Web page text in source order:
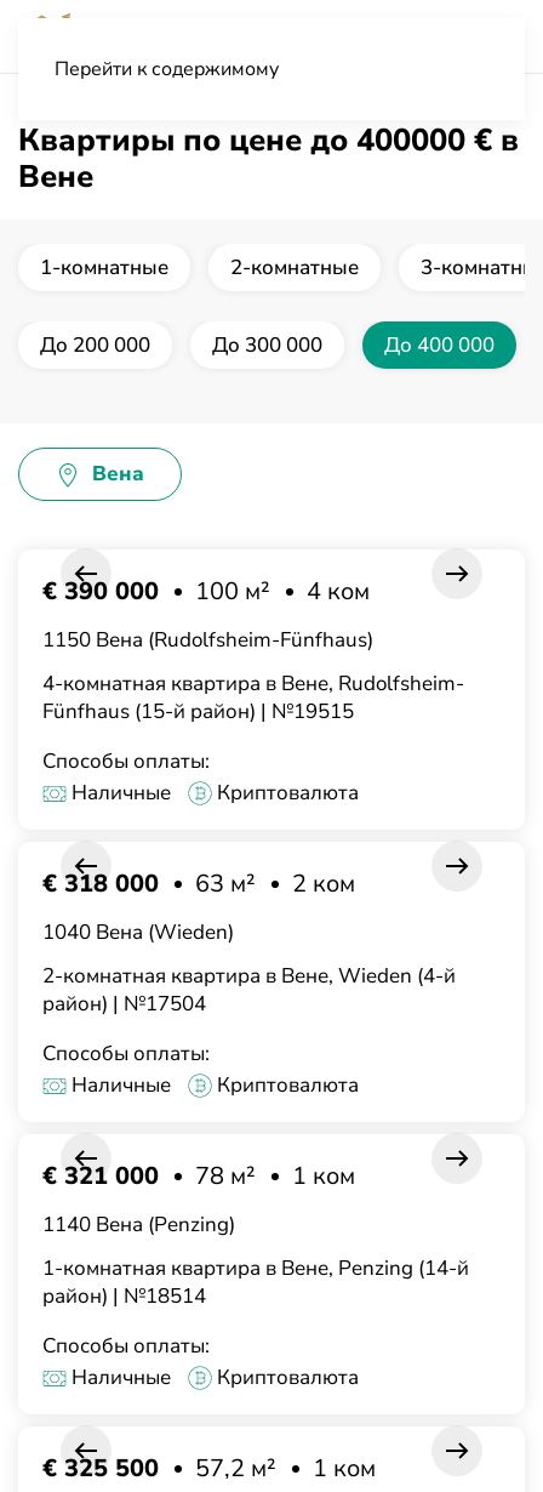
Перейти к содержимому
Квартиры по цене до 400000 € в
Вене
1-комнатные 2-комнатные 3-
До 200 000 До 300 000 До 400 000
Вена
4-комнатная квартира в Вене, Rudolfsheim-
Fünfhaus (15-й район) | №19515
€ 390 000 100 м² 4 ком
1150 Вена (Rudolfsheim-Fünfhaus)
Способы оплаты:
Наличные
Криптовалюта
2-комнатная квартира в Вене, Wieden (4-й
район) | №17504
€ 318 000 63 м² 2 ком
1040 Вена (Wieden)
Способы оплаты:
Наличные
Криптовалюта
1-комнатная квартира в Вене, Penzing (14-й
район) | №18514
€ 321 000 78 м² 1 ком
1140 Вена (Penzing)
Способы оплаты:
Наличные
Криптовалюта
€ 325 500 57,2 м² 1 ком